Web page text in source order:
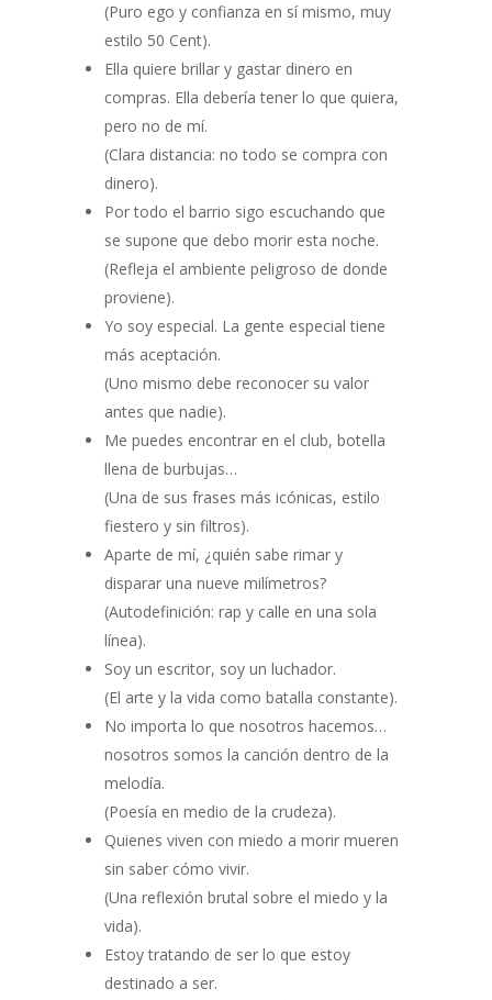
(Puro ego y confianza en sí mismo, muy
estilo 50 Cent).
Ella quiere brillar y gastar dinero en
compras. Ella debería tener lo que quiera,
pero no de mí.
(Clara distancia: no todo se compra con
dinero).
Por todo el barrio sigo escuchando que
se supone que debo morir esta noche.
(Refleja el ambiente peligroso de donde
proviene).
Yo soy especial. La gente especial tiene
más aceptación.
(Uno mismo debe reconocer su valor
antes que nadie).
Me puedes encontrar en el club, botella
llena de burbujas…
(Una de sus frases más icónicas, estilo
fiestero y sin filtros).
Aparte de mí, ¿quién sabe rimar y
disparar una nueve milímetros?
(Autodefinición: rap y calle en una sola
línea).
Soy un escritor, soy un luchador.
(El arte y la vida como batalla constante).
No importa lo que nosotros hacemos…
nosotros somos la canción dentro de la
melodía.
(Poesía en medio de la crudeza).
Quienes viven con miedo a morir mueren
sin saber cómo vivir.
(Una reflexión brutal sobre el miedo y la
vida).
Estoy tratando de ser lo que estoy
destinado a ser.